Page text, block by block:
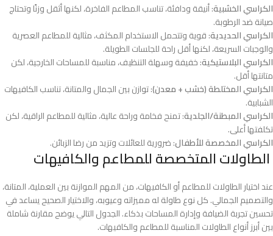
الكراسي الخشبية: أنيقة ودافئة، تناسب المطاعم الفاخرة، لكنها أثقل وزنًا وتحتاج
صيانة ضد الرطوبة.
الكراسي الحديدية: قوية وتتحمل الاستخدام المكثف، مثالية للمطاعم العصرية
والوجبات السريعة، لكنها أقل راحة للجلسات الطويلة.
الكراسي البلاستيكية: خفيفة وسهلة التنظيف، مناسبة للمساحات الخارجية، لكن
متانتها أقل.
الكراسي المختلطة (خشب + معدن): توازن بين الجمال والمتانة، تناسب الكافيهات
الشبابية.
الكراسي المبطنة/الجلدية: تمنح فخامة وراحة عالية، مثالية للمطاعم الراقية، لكن
تكلفتها أعلى.
الكراسي المخصصة للأطفال: ضرورية للعائلات وتزيد من رضا الزبائن.
الطاولات المتخصصة للمطاعم والكافيهات
عند اختيار الطاولات للمطاعم أو الكافيهات، من المهم الموازنة بين العملية، المتانة،
والتصميم الجمالي. كل نوع طاولة له مميزاته وعيوبه، والاختيار الصحيح يساعد في
تحسين تجربة الضيافة وإدارة المساحات بذكاء. الجدول التالي يوضح مقارنة شاملة
بين أبرز أنواع الطاولات المناسبة للمطاعم والكافيهات.